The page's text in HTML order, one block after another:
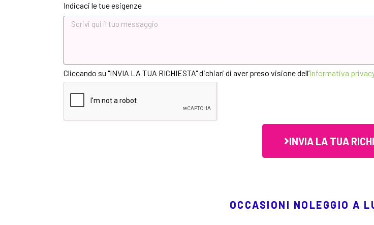
Indicaci le tue esigenze
Cliccando su "INVIA LA TUA RICHIESTA" dichiari di aver preso visione dell’informativa
INVIA LA TUA
OCCASIONI NOLEGGIO A